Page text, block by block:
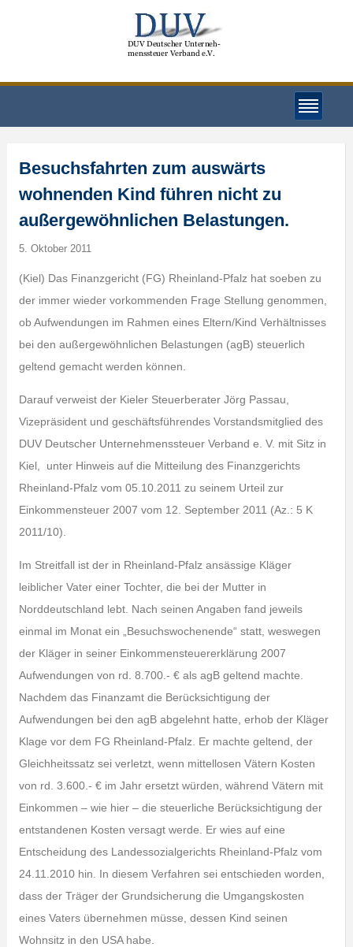
Besuchsfahrten zum auswärts
wohnenden Kind führen nicht zu
außergewöhnlichen Belastungen.
5. Oktober 2011
(Kiel) Das Finanzgericht (FG) Rheinland-Pfalz hat soeben zu
der immer wieder vorkommenden Frage Stellung genommen,
ob Aufwendungen im Rahmen eines Eltern/Kind Verhältnisses
bei den außergewöhnlichen Belastungen (agB) steuerlich
geltend gemacht werden können.
Darauf verweist der Kieler Steuerberater Jörg Passau,
Vizepräsident und geschäftsführendes Vorstandsmitglied des
DUV Deutscher Unternehmenssteuer Verband e. V. mit Sitz in
Kiel, unter Hinweis auf die Mitteilung des Finanzgerichts
Rheinland-Pfalz vom 05.10.2011 zu seinem Urteil zur
Einkommensteuer 2007 vom 12. September 2011 (Az.: 5 K
2011/10).
Im Streitfall ist der in Rheinland-Pfalz ansässige Kläger
leiblicher Vater einer Tochter, die bei der Mutter in
Norddeutschland lebt. Nach seinen Angaben fand jeweils
einmal im Monat ein „Besuchswochenende“ statt, weswegen
der Kläger in seiner Einkommensteuererklärung 2007
Aufwendungen von rd. 8.700.- € als agB geltend machte.
Nachdem das Finanzamt die Berücksichtigung der
Aufwendungen bei den agB abgelehnt hatte, erhob der Kläger
Klage vor dem FG Rheinland-Pfalz. Er machte geltend, der
Gleichheitssatz sei verletzt, wenn mittellosen Vätern Kosten
von rd. 3.600.- € im Jahr ersetzt würden, während Vätern mit
Einkommen – wie hier – die steuerliche Berücksichtigung der
entstandenen Kosten versagt werde. Er wies auf eine
Entscheidung des Landessozialgerichts Rheinland-Pfalz vom
24.11.2010 hin. In diesem Verfahren sei entschieden worden,
dass der Träger der Grundsicherung die Umgangskosten
eines Vaters übernehmen müsse, dessen Kind seinen
Wohnsitz in den USA habe.